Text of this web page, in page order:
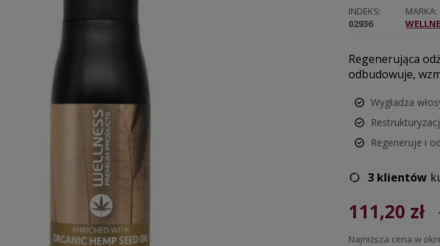
INDEKS
02936
MARKA
Regenerująca
odbudowuje,
Wygładza
Regeneruje i
3 klientów
111,20 zł
Najniższa cena w